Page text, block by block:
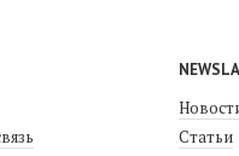
Статьи